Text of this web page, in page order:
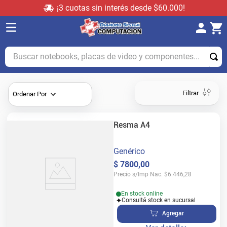
¡3 cuotas sin interés desde $60.000!
Buscar notebooks, placas de video y componentes...
Ordenar Por Filtrar
Resma A4
Genérico
$ 7800,00
Precio s/Imp Nac. $6.446,28
En stock online
Consultá stock en sucursal
Agregar